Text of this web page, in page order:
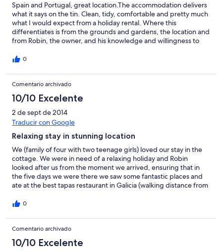
Spain and Portugal, great location.The accommodation delivers
what it says on the tin. Clean, tidy, comfortable and pretty much
what I would expect from a holiday rental. Where this
differentiates is from the grounds and gardens, the location and
from Robin, the owner, and his knowledge and willingness to
border. Walk the Minho river and spend time looking at the
that are wonderful and great value.A car is essential but this
gives so much access to wonderful visits to Santiago, Tui and
Braga etc. If you want little England don't go. If you want
something different this is for you with the added advantage
that you can still get great value for your money. Loved it.
0
Comentario archivado
10/10 Excelente
2 de sept de 2014
Traducir con Google
Relaxing stay in stunning location
We (family of four with two teenage girls) loved our stay in the
cottage. We were in need of a relaxing holiday and Robin
looked after us from the moment we arrived, ensuring that in
the five days we were there we saw some fantastic places and
ate at the best tapas restaurant in Galicia (walking distance from
in the car. The lovely river beach is really close and there are
stunning views and the grounds so beautifully kept, it was a
treat returning after a day out. Thank you so much Robin.
0
Comentario archivado
10/10 Excelente